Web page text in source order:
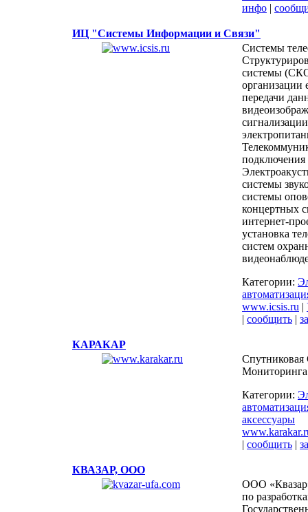
инфо |
ИЦ "Системы Информации и Связи"
Системы
системы
организации
передачи
системы
системы
концертных
интернет-
установка
систем
Категории:
www.icsis.ru |
| сообщить |
КАРАКАР
Спутниковая
Категории:
аксессуары
| сообщить |
КВАЗАР, ООО
ООО
по